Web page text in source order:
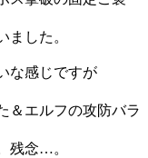
ました。
な感じですが
＆エルフの攻防バラ
残念…。